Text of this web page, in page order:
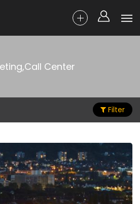
Center
Filter